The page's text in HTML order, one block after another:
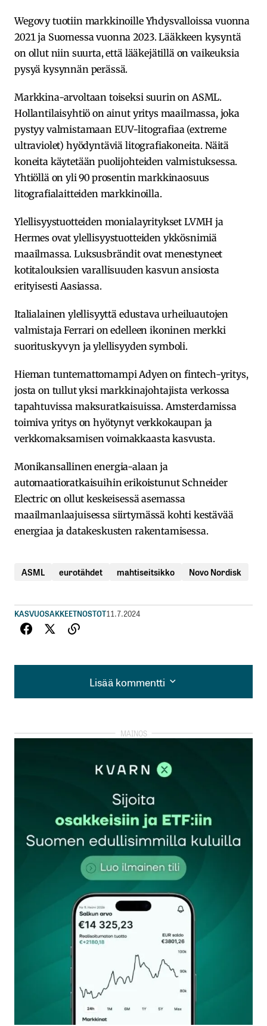
Wegovy tuotiin markkinoille Yhdysvalloissa vuonna
2021 ja Suomessa vuonna 2023. Lääkkeen kysyntä
on ollut niin suurta, että lääkejätillä on vaikeuksia
pysyä kysynnän perässä.
Markkina-arvoltaan toiseksi suurin on ASML.
Hollantilaisyhtiö on ainut yritys maailmassa, joka
pystyy valmistamaan EUV-litografiaa (extreme
ultraviolet) hyödyntäviä litografiakoneita. Näitä
koneita käytetään puolijohteiden valmistuksessa.
Yhtiöllä on yli 90 prosentin markkinaosuus
litografialaitteiden markkinoilla.
Ylellisyystuotteiden monialayritykset LVMH ja
Hermes ovat ylellisyystuotteiden ykkösnimiä
maailmassa. Luksusbrändit ovat menestyneet
kotitalouksien varallisuuden kasvun ansiosta
erityisesti Aasiassa.
Italialainen ylellisyyttä edustava urheiluautojen
valmistaja Ferrari on edelleen ikoninen merkki
suorituskyvyn ja ylellisyyden symboli.
Hieman tuntemattomampi Adyen on fintech-yritys,
josta on tullut yksi markkinajohtajista verkossa
tapahtuvissa maksuratkaisuissa. Amsterdamissa
toimiva yritys on hyötynyt verkkokaupan ja
verkkomaksamisen voimakkaasta kasvusta.
Monikansallinen energia-alaan ja
automaatioratkaisuihin erikoistunut Schneider
Electric on ollut keskeisessä asemassa
maailmanlaajuisessa siirtymässä kohti kestävää
energiaa ja datakeskusten rakentamisessa.
ASML eurotähdet mahtiseitsikko Novo Nordisk
KASVUOSAKKEETNOSTOT11.7.2024
Lisää kommentti
Lisää kommentti
kirjautua
rekisteröityä
Sähköpostiosoitettasi ei julkaista.Pakolliset
kentät on merkitty*
Kommentti*
Nimesi tai nimimerkkisi
Sähköpostiosoitteesi